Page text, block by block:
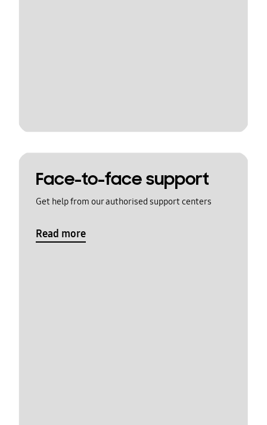
Face-to-face support
Get help from our authorised support centers
Read more